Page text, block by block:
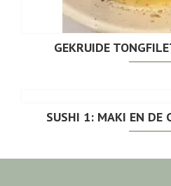
GEKRUIDE
SUSHI 1: MAKI EN DE